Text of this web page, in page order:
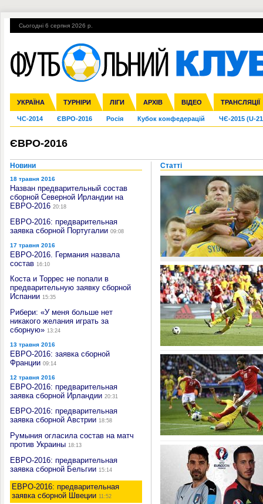
Сьогодні 6 серпня 2026 р.
УКРАЇНА ТУРНІРИ ЛІГИ АРХІВ ВІДЕО ТРАНСЛЯЦІЇ
Збірна Прем'єр-ліга Перша ліга Друга ліга Кубок України
Ліга чемпіонів Ліга Європи Міжнародні Ліга націй Ліга
Англія Іспанія Італія Німеччина Франція Інші
ЧС-2014 ЄВРО-2016 Росія Кубок конфедерацій ЧЄ-2015 (U-
Гарячі теми УПЛ, 1-й тур ВІЙНА УПЛ-ПЕРЕХОДИ
ЄВРО-2016
Новини
18 травня 2016
Назван предварительный состав
сборной Северной Ирландии на
ЕВРО-2016 20:18
ЕВРО-2016: предварительная
заявка сборной Португалии 09:08
17 травня 2016
ЕВРО-2016. Германия назвала
состав 16:10
Коста и Торрес не попали в
предварительную заявку сборной
Испании 15:35
Рибери: «У меня больше нет
никакого желания играть за
сборную» 13:24
13 травня 2016
ЕВРО-2016: заявка сборной
Франции 09:14
12 травня 2016
ЕВРО-2016: предварительная
заявка сборной Ирландии 20:31
ЕВРО-2016: предварительная
заявка сборной Австрии 18:58
Румыния огласила состав на матч
против Украины 18:13
ЕВРО-2016: предварительная
заявка сборной Бельгии 15:14
ЕВРО-2016: предварительная
заявка сборной Швеции 11:52
Статті